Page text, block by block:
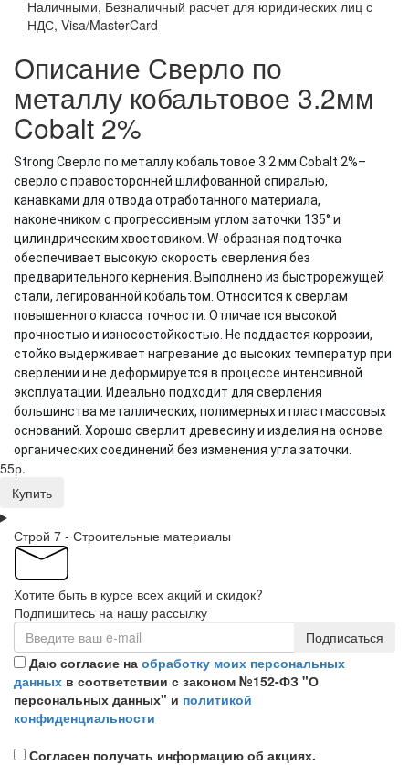
Наличными, Безналичный расчет для юридических лиц с
НДС, Visa/MasterCard
Описание Сверло по
металлу кобальтовое 3.2мм
Cobalt 2%
Strong Сверло по металлу кобальтовое 3.2 мм Cobalt 2%–
сверло с правосторонней шлифованной спиралью,
канавками для отвода отработанного материала,
наконечником с прогрессивным углом заточки 135° и
цилиндрическим хвостовиком. W-образная подточка
обеспечивает высокую скорость сверления без
предварительного кернения. Выполнено из быстрорежущей
стали, легированной кобальтом. Относится к сверлам
повышенного класса точности. Отличается высокой
прочностью и износостойкостью. Не поддается коррозии,
стойко выдерживает нагревание до высоких температур при
сверлении и не деформируется в процессе интенсивной
эксплуатации. Идеально подходит для сверления
большинства металлических, полимерных и пластмассовых
оснований. Хорошо сверлит древесину и изделия на основе
органических соединений без изменения угла заточки.
55р.
Купить
Строй 7 - Строительные материалы
Хотите быть в курсе всех акций и скидок?
Подпишитесь на нашу рассылку
Подписаться
Даю согласие на обработку моих персональных
данных в соответствии с законом №152-ФЗ "О
персональных данных" и политикой
конфиденциальности
Согласен получать информацию об акциях.